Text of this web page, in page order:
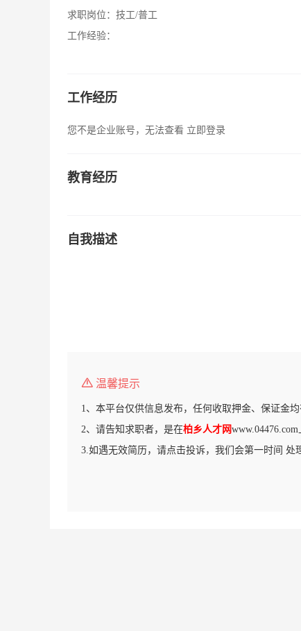
求职岗位： 技工/普工
工作经验：
工作经历
您不是企业账号，无法查看 立即登录
教育经历
自我描述
温馨提示
1、本平台仅供信息发布，任何收取押金、保证金
2、请告知求职者，是在柏乡人才网
3.如遇无效简历，请点击投诉，我们会第一时间 处